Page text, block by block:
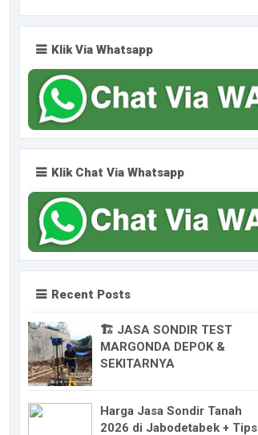
Klik Via Whatsapp
Klik Chat Via Whatsapp
Recent Posts
🏗️ JASA SONDIR TEST
MARGONDA DEPOK &
SEKITARNYA
Harga Jasa Sondir Tanah
2026 di Jabodetabek + Tips